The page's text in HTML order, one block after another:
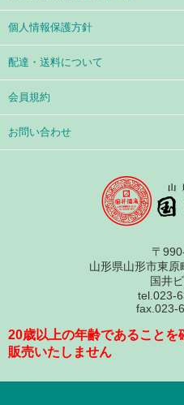
個人情報保護方針
配達・送料について
会員規約
お問い合わせ
〒
山形県山形市東
国井
tel.023-
fax.023-
20歳以上の年齢であること
販売いたしません